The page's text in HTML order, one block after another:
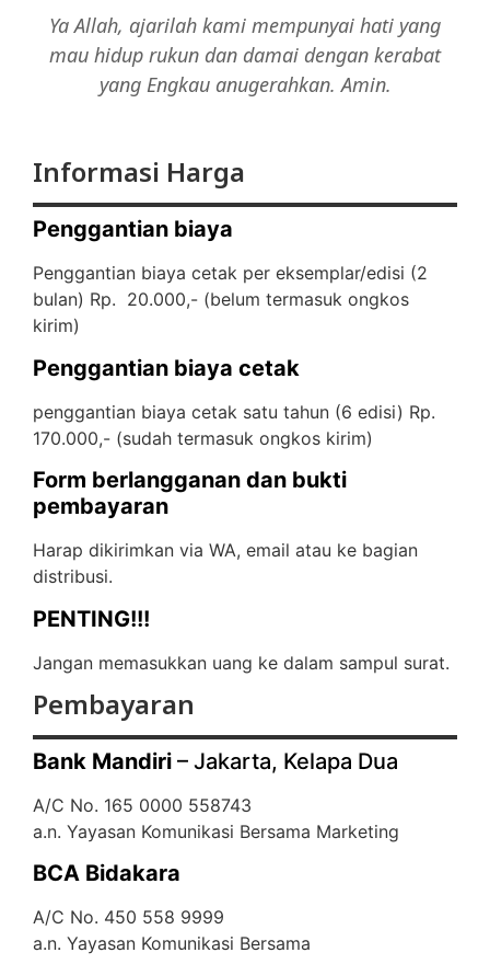
Ya Allah, ajarilah kami mempunyai hati yang
mau hidup rukun dan damai dengan kerabat
yang Engkau anugerahkan. Amin.
Informasi Harga
Penggantian biaya
Penggantian biaya cetak per eksemplar/edisi (2
bulan) Rp. 20.000,- (belum termasuk ongkos
kirim)
Penggantian biaya cetak
penggantian biaya cetak satu tahun (6 edisi) Rp.
170.000,- (sudah termasuk ongkos kirim)
Form berlangganan dan bukti
pembayaran
Harap dikirimkan via WA, email atau ke bagian
distribusi.
PENTING!!!
Jangan memasukkan uang ke dalam sampul surat.
Pembayaran
Bank Mandiri – Jakarta, Kelapa Dua
A/C No. 165 0000 558743
a.n. Yayasan Komunikasi Bersama Marketing
BCA Bidakara
A/C No. 450 558 9999
a.n. Yayasan Komunikasi Bersama